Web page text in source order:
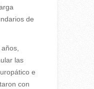
de
las
e
con